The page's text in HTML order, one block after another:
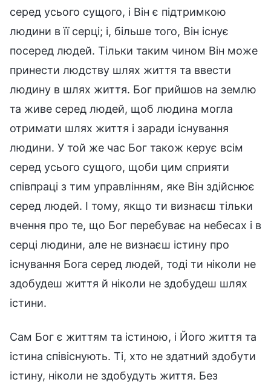
серед усього сущого, і Він є підтримкою
людини в її серці; і, більше того, Він існує
посеред людей. Тільки таким чином Він може
принести людству шлях життя та ввести
людину в шлях життя. Бог прийшов на землю
та живе серед людей, щоб людина могла
отримати шлях життя і заради існування
людини. У той же час Бог також керує всім
серед усього сущого, щоби цим сприяти
співпраці з тим управлінням, яке Він здійснює
серед людей. І тому, якщо ти визнаєш тільки
вчення про те, що Бог перебуває на небесах і в
серці людини, але не визнаєш істину про
існування Бога серед людей, тоді ти ніколи не
здобудеш життя й ніколи не здобудеш шлях
істини.
Сам Бог є життям та істиною, і Його життя та
істина співіснують. Ті, хто не здатний здобути
істину, ніколи не здобудуть життя. Без